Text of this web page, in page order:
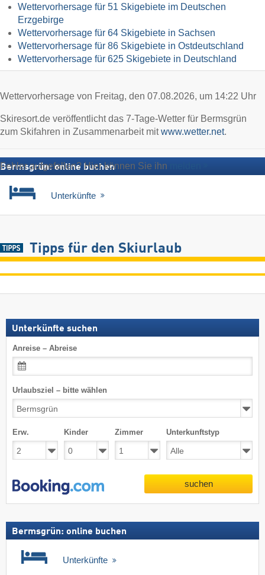
Wettervorhersage für 51 Skigebiete im Deutschen
Erzgebirge
Wettervorhersage für 64 Skigebiete in Sachsen
Wettervorhersage für 86 Skigebiete in Ostdeutschland
Wettervorhersage für 625 Skigebiete in Deutschland
Wettervorhersage von Freitag, den 07.08.2026, um 14:22 Uhr
Skiresort.de veröffentlicht das 7-Tage-Wetter für Bermsgrün
zum Skifahren in Zusammenarbeit mitwww.wetter.net.
Fehler aufgefallen? Hier können Sie ihn
Bermsgrün: online buchen
Unterkünfte
Tipps für den Skiurlaub
Unterkünfte suchen
Anreise – Abreise
Urlaubsziel – bitte wählen
Erw. Kinder Zimmer Unterkunftstyp
suchen
Bermsgrün: online buchen
Unterkünfte